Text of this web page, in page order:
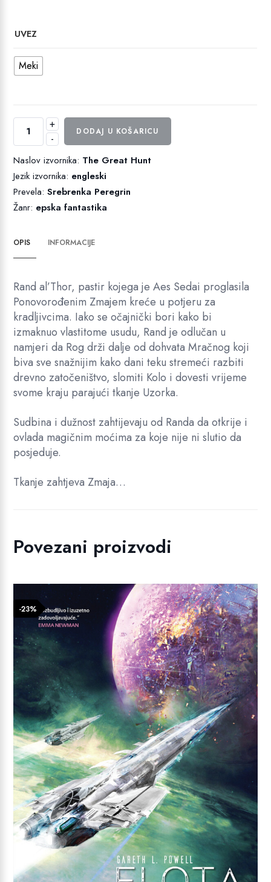
UVEZ
Meki
-
Veliki
količina
+
DODAJ U KOŠARICU
Naslov izvornika: The Great Hunt
Jezik izvornika: engleski
Prevela:Srebrenka Peregrin
Žanr: epska fantastika
OPIS INFORMACIJE
Rand al’Thor, pastir kojega je Aes Sedai proglasila
Ponovorođenim Zmajem kreće u potjeru za
kradljivcima. Iako se očajnički bori kako bi
izmaknuo vlastitome usudu, Rand je odlučan u
namjeri da Rog drži dalje od dohvata Mračnog koji
biva sve snažnijim kako dani teku stremeći razbiti
drevno zatočeništvo, slomiti Kolo i dovesti vrijeme
svome kraju parajući tkanje Uzorka.
Sudbina i dužnost zahtijevaju od Randa da otkrije i
ovlada magičnim moćima za koje nije ni slutio da
posjeduje.
Tkanje zahtjeva Zmaja…
Povezani proizvodi
-23%